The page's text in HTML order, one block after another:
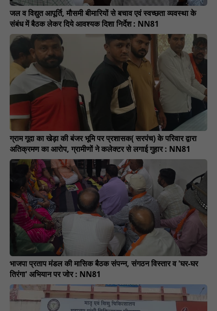
जल व विद्युत आपूर्ति, मौसमी बीमारियों से बचाव एवं स्वच्छता व्यवस्था के
संबंध में बैठक लेकर दिये आवश्यक दिशा निर्देश : NN81
ग्राम गूदा का खेड़ा की बंजर भूमि पर प्रशासक( सरपंच) के परिवार द्वारा
अतिक्रमण का आरोप, ग्रामीणों ने कलेक्टर से लगाई गुहार : NN81
भाजपा प्रताप मंडल की मासिक बैठक संपन्न, संगठन विस्तार व 'घर-घर
तिरंगा' अभियान पर जोर : NN81